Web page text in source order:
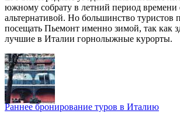
южному собрату в летний период времени
альтернативой. Но большинство туристов
посещать Пьемонт именно зимой, так как
лучшие в Италии горнолыжные курорты.
Раннее бронирование туров в Италию